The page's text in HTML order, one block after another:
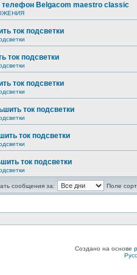
телефон Belgacom maestro classic
ток подсветки
ток подсветки
ток подсветки
ток подсветки
ток подсветки
ток подсветки
сообщения за:
Поле
Создано на основе